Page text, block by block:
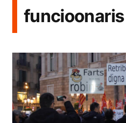
funcioonaris